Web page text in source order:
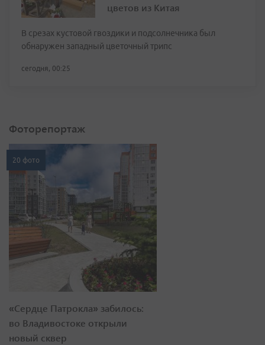
цветов из Китая
В срезах кустовой гвоздики и подсолнечника был
обнаружен западный цветочный трипс
сегодня, 00:25
Фоторепортаж
20 фото
«Сердце Патрокла» забилось:
во Владивостоке открыли
новый сквер